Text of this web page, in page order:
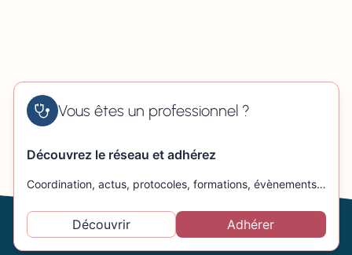
Vous êtes un professionnel ?
Découvrez le réseau et adhérez
Coordination, actus, protocoles, formations, évènements…
Découvrir Adhérer